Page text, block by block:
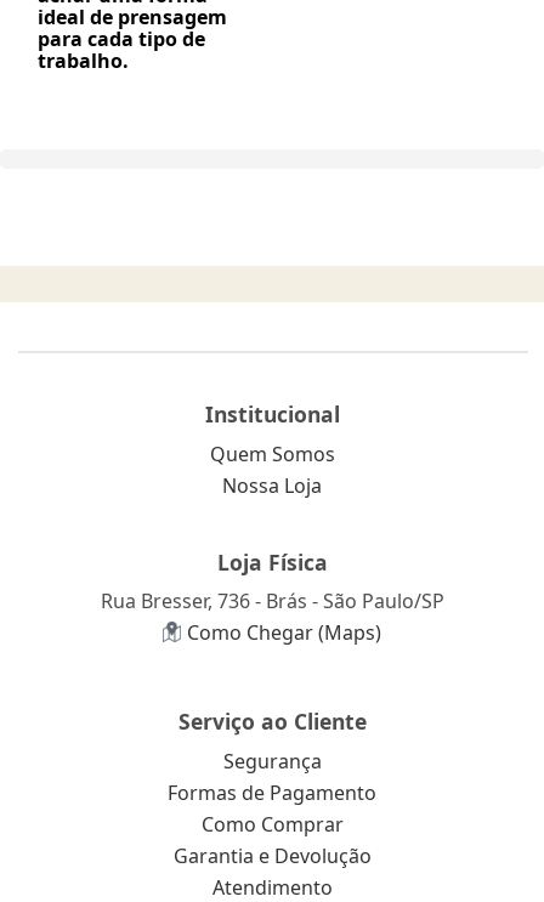
ideal de prensagem
para cada tipo de
trabalho.
Institucional
Quem Somos
Nossa Loja
Loja Física
Rua Bresser, 736 - Brás - São Paulo/SP
Como Chegar (Maps)
Serviço ao Cliente
Segurança
Formas de Pagamento
Como Comprar
Garantia e Devolução
Atendimento